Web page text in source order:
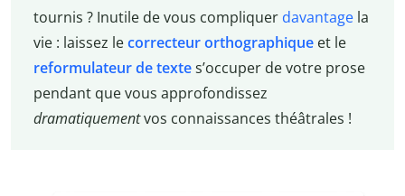
tournis ? Inutile de vous compliquer davantagela
vie : laissez lecorrecteur orthographiqueet le
reformulateur de textes’occuper de votre prose
pendant que vous approfondissez
dramatiquementvos connaissances théâtrales !